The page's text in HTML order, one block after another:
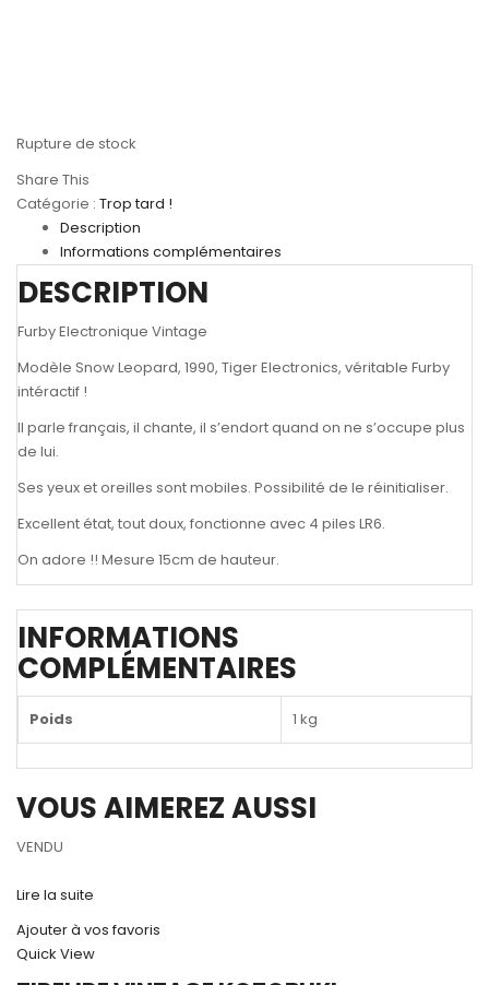
Rupture de stock
Share This
Catégorie : Trop tard !
Description
Informations complémentaires
DESCRIPTION
Furby Electronique Vintage
Modèle Snow Leopard, 1990, Tiger Electronics, véritable Furby
intéractif !
Il parle français, il chante, il s’endort quand on ne s’occupe plus
de lui.
Ses yeux et oreilles sont mobiles. Possibilité de le réinitialiser.
Excellent état, tout doux, fonctionne avec 4 piles LR6.
On adore !! Mesure 15cm de hauteur.
INFORMATIONS
COMPLÉMENTAIRES
Poids 1 kg
VOUS AIMEREZ AUSSI
VENDU
Lire la suite
Ajouter à vos favoris
Quick View